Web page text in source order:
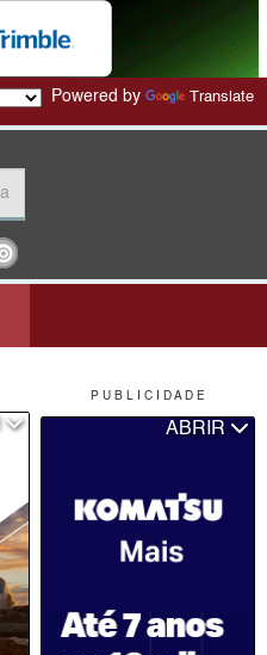
P U B L I C I D A D E
ABRIR
Powered by Translate